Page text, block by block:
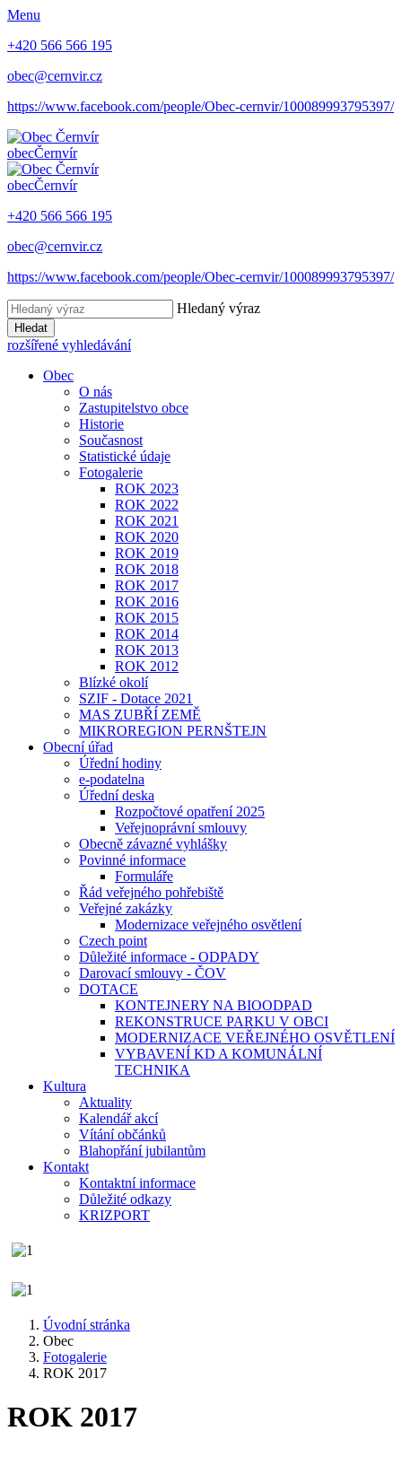
Menu
+420 566 566 195
obec@cernvir.cz
https://www.facebook.com/people/Obec-cernvir/100089993795397/
obecČernvír
obecČernvír
+420 566 566 195
obec@cernvir.cz
https://www.facebook.com/people/Obec-cernvir/100089993795397/
Hledaný výraz
Hledat
rozšířené vyhledávání
Obec
O nás
Zastupitelstvo obce
Historie
Současnost
Statistické údaje
Fotogalerie
ROK 2023
ROK 2022
ROK 2021
ROK 2020
ROK 2019
ROK 2018
ROK 2017
ROK 2016
ROK 2015
ROK 2014
ROK 2013
ROK 2012
Blízké okolí
SZIF - Dotace 2021
MAS ZUBŘÍ ZEMĚ
MIKROREGION PERNŠTEJN
Obecní úřad
Úřední hodiny
e-podatelna
Úřední deska
Rozpočtové opatření 2025
Veřejnoprávní smlouvy
Obecně závazné vyhlášky
Povinné informace
Formuláře
Řád veřejného pohřebiště
Veřejné zakázky
Modernizace veřejného osvětlení
Czech point
Důležité informace - ODPADY
Darovací smlouvy - ČOV
DOTACE
KONTEJNERY NA BIOODPAD
REKONSTRUCE PARKU V OBCI
MODERNIZACE VEŘEJNÉHO OSVĚTLENÍ
VYBAVENÍ KD A KOMUNÁLNÍ
TECHNIKA
Kultura
Aktuality
Kalendář akcí
Vítání občánků
Blahopřání jubilantům
Kontakt
Kontaktní informace
Důležité odkazy
KRIZPORT
Úvodní stránka
Obec
Fotogalerie
ROK 2017
ROK 2017